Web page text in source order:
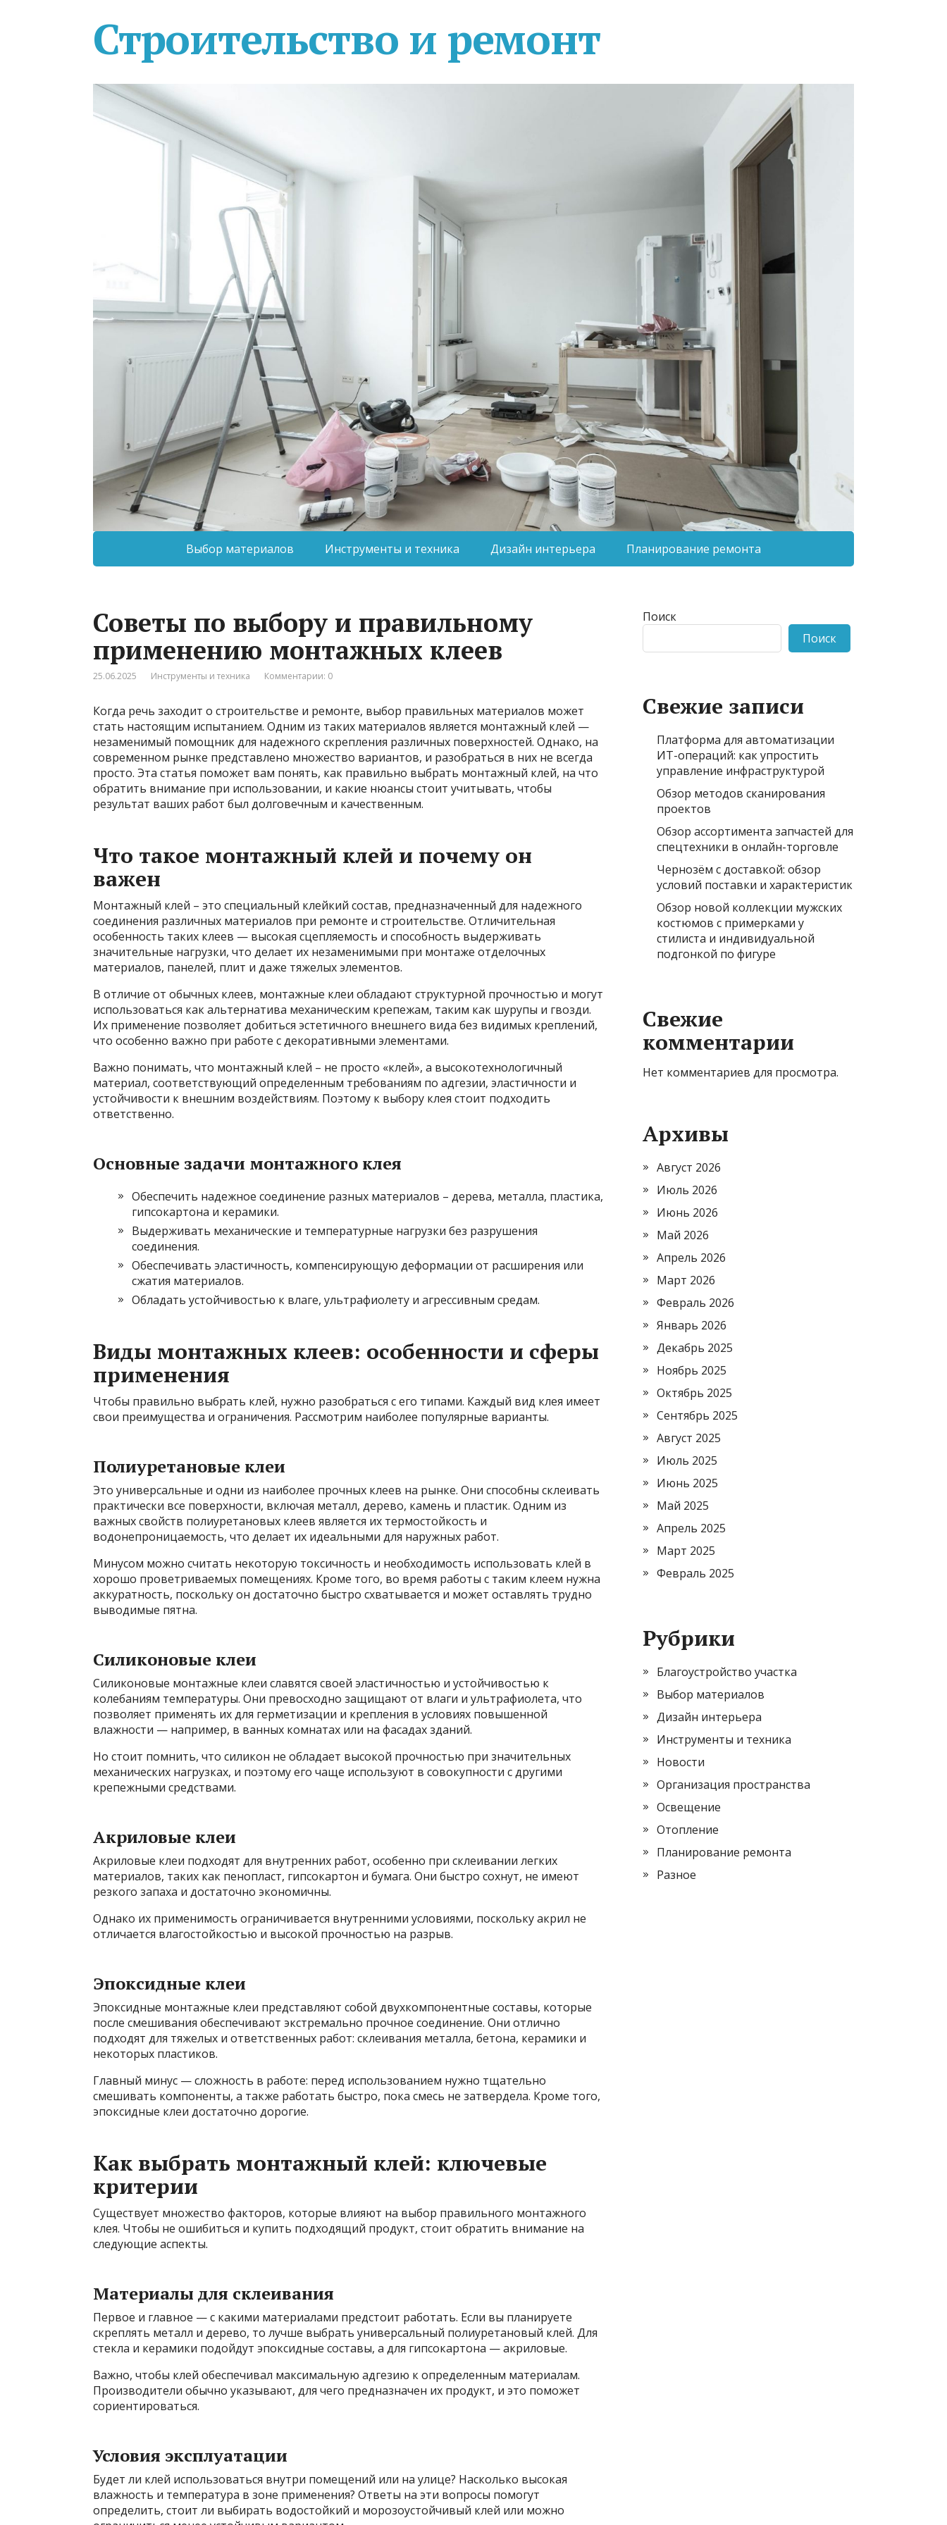
Строительство и ремонт
Выбор материалов Инструменты и техника Дизайн интерьера Планирование ремонта
Советы по выбору и правильному
применению монтажных клеев
25.06.2025 Инструменты и техника Комментарии: 0
Когда речь заходит о строительстве и ремонте, выбор правильных материалов может
стать настоящим испытанием. Одним из таких материалов является монтажный клей —
незаменимый помощник для надежного скрепления различных поверхностей. Однако, на
современном рынке представлено множество вариантов, и разобраться в них не всегда
просто. Эта статья поможет вам понять, как правильно выбрать монтажный клей, на что
обратить внимание при использовании, и какие нюансы стоит учитывать, чтобы
результат ваших работ был долговечным и качественным.
Что такое монтажный клей и почему он
важен
Монтажный клей – это специальный клейкий состав, предназначенный для надежного
соединения различных материалов при ремонте и строительстве. Отличительная
особенность таких клеев — высокая сцепляемость и способность выдерживать
значительные нагрузки, что делает их незаменимыми при монтаже отделочных
материалов, панелей, плит и даже тяжелых элементов.
В отличие от обычных клеев, монтажные клеи обладают структурной прочностью и могут
использоваться как альтернатива механическим крепежам, таким как шурупы и гвозди.
Их применение позволяет добиться эстетичного внешнего вида без видимых креплений,
что особенно важно при работе с декоративными элементами.
Важно понимать, что монтажный клей – не просто «клей», а высокотехнологичный
материал, соответствующий определенным требованиям по адгезии, эластичности и
устойчивости к внешним воздействиям. Поэтому к выбору клея стоит подходить
ответственно.
Основные задачи монтажного клея
Обеспечить надежное соединение разных материалов – дерева, металла, пластика,
гипсокартона и керамики.
Выдерживать механические и температурные нагрузки без разрушения
соединения.
Обеспечивать эластичность, компенсирующую деформации от расширения или
сжатия материалов.
Обладать устойчивостью к влаге, ультрафиолету и агрессивным средам.
Виды монтажных клеев: особенности и сферы
применения
Чтобы правильно выбрать клей, нужно разобраться с его типами. Каждый вид клея имеет
свои преимущества и ограничения. Рассмотрим наиболее популярные варианты.
Полиуретановые клеи
Это универсальные и одни из наиболее прочных клеев на рынке. Они способны склеивать
практически все поверхности, включая металл, дерево, камень и пластик. Одним из
важных свойств полиуретановых клеев является их термостойкость и
водонепроницаемость, что делает их идеальными для наружных работ.
Минусом можно считать некоторую токсичность и необходимость использовать клей в
хорошо проветриваемых помещениях. Кроме того, во время работы с таким клеем нужна
аккуратность, поскольку он достаточно быстро схватывается и может оставлять трудно
выводимые пятна.
Силиконовые клеи
Силиконовые монтажные клеи славятся своей эластичностью и устойчивостью к
колебаниям температуры. Они превосходно защищают от влаги и ультрафиолета, что
позволяет применять их для герметизации и крепления в условиях повышенной
влажности — например, в ванных комнатах или на фасадах зданий.
Но стоит помнить, что силикон не обладает высокой прочностью при значительных
механических нагрузках, и поэтому его чаще используют в совокупности с другими
крепежными средствами.
Акриловые клеи
Акриловые клеи подходят для внутренних работ, особенно при склеивании легких
материалов, таких как пенопласт, гипсокартон и бумага. Они быстро сохнут, не имеют
резкого запаха и достаточно экономичны.
Однако их применимость ограничивается внутренними условиями, поскольку акрил не
отличается влагостойкостью и высокой прочностью на разрыв.
Эпоксидные клеи
Эпоксидные монтажные клеи представляют собой двухкомпонентные составы, которые
после смешивания обеспечивают экстремально прочное соединение. Они отлично
подходят для тяжелых и ответственных работ: склеивания металла, бетона, керамики и
некоторых пластиков.
Главный минус — сложность в работе: перед использованием нужно тщательно
смешивать компоненты, а также работать быстро, пока смесь не затвердела. Кроме того,
эпоксидные клеи достаточно дорогие.
Как выбрать монтажный клей: ключевые
критерии
Существует множество факторов, которые влияют на выбор правильного монтажного
клея. Чтобы не ошибиться и купить подходящий продукт, стоит обратить внимание на
следующие аспекты.
Материалы для склеивания
Первое и главное — с какими материалами предстоит работать. Если вы планируете
скреплять металл и дерево, то лучше выбрать универсальный полиуретановый клей. Для
стекла и керамики подойдут эпоксидные составы, а для гипсокартона — акриловые.
Важно, чтобы клей обеспечивал максимальную адгезию к определенным материалам.
Производители обычно указывают, для чего предназначен их продукт, и это поможет
сориентироваться.
Условия эксплуатации
Будет ли клей использоваться внутри помещений или на улице? Насколько высокая
влажность и температура в зоне применения? Ответы на эти вопросы помогут
определить, стоит ли выбирать водостойкий и морозоустойчивый клей или можно
Поиск
Поиск
Свежие записи
Платформа для автоматизации
ИТ-операций: как упростить
управление инфраструктурой
Обзор методов сканирования
проектов
Обзор ассортимента запчастей для
спецтехники в онлайн-торговле
Чернозём с доставкой: обзор
условий поставки и характеристик
Обзор новой коллекции мужских
костюмов с примерками у
стилиста и индивидуальной
подгонкой по фигуре
Свежие
комментарии
Нет комментариев для просмотра.
Архивы
Август 2026
Июль 2026
Июнь 2026
Май 2026
Апрель 2026
Март 2026
Февраль 2026
Январь 2026
Декабрь 2025
Ноябрь 2025
Октябрь 2025
Сентябрь 2025
Август 2025
Июль 2025
Июнь 2025
Май 2025
Апрель 2025
Март 2025
Февраль 2025
Рубрики
Благоустройство участка
Выбор материалов
Дизайн интерьера
Инструменты и техника
Новости
Организация пространства
Освещение
Отопление
Планирование ремонта
Разное